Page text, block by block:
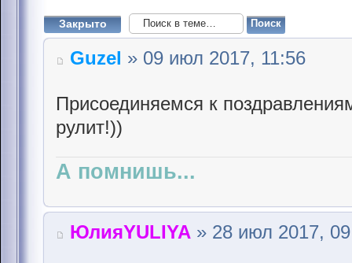
Закрыто
Guzel » 09 июл 2017, 11:56
Присоединяемся к
рулит!))
А помнишь...
ЮлияYULIYA » 28 июл 2017,